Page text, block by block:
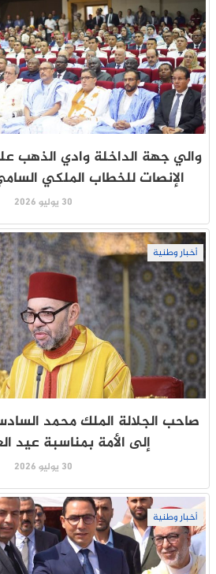
والي جهة الداخلة وادي الذهب
الإنصات للخطاب الملكي
30 يوليو 2026
أخبار وطنية
صاحب الجلالة الملك محمد
إلى الأمة بمناسبة عيد
30 يوليو 2026
أخبار وطنية